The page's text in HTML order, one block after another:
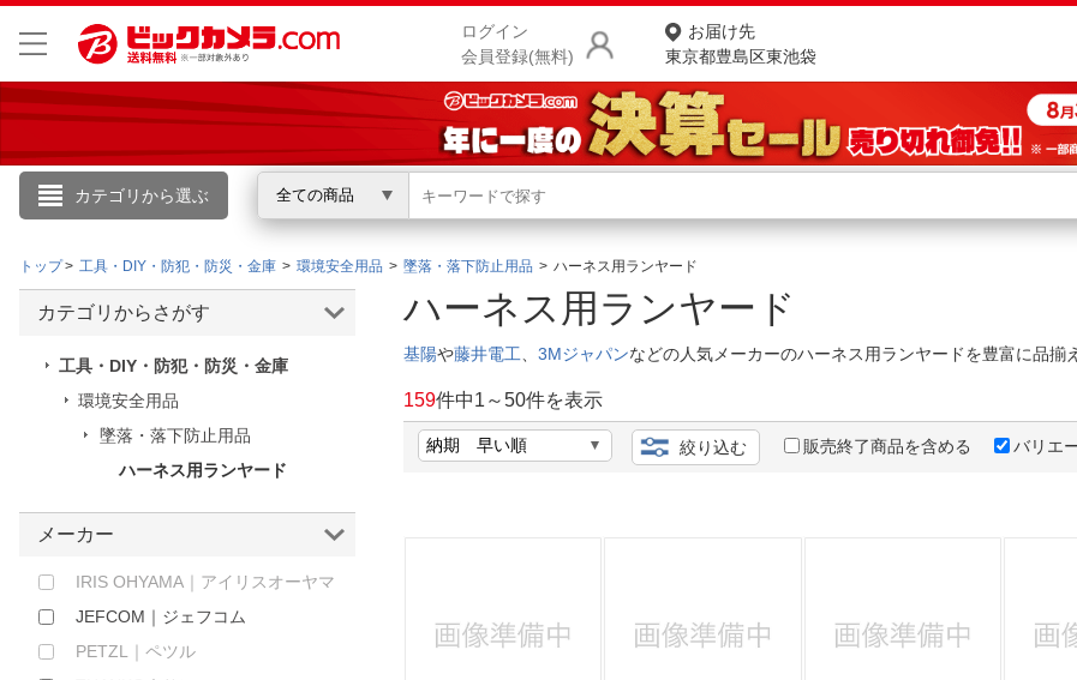
ログイン
会員登録(無料)
お届け先
東京都豊島区東池袋
カテゴリから選ぶ 全ての商品
こんにちは
ログイン
会員メニュー
お買いもの履歴
閲覧履歴
お知らせ
ランキングからさがす
カテゴリ一覧からさがす
お客様サポート
トップ 工具・DIY・防犯・防災・金庫 環境安全用品 墜落・落下防止用品 ハーネス用ランヤード
ハーネス用ランヤード
基陽や藤井電工 3Mジャパンなどの人気メーカーのハーネス用ランヤードを豊富に品揃え
159件中1 ～50件を表示
絞り込む 販売終了商品を含める バリエ
カテゴリからさがす
工具・DIY・防犯・防災・金庫
環境安全用品
墜落・落下防止用品
ハーネス用ランヤード
メーカー
IRIS OHYAMA｜アイリスオーヤマ
JEFCOM｜ジェフコム
PETZL｜ペツル